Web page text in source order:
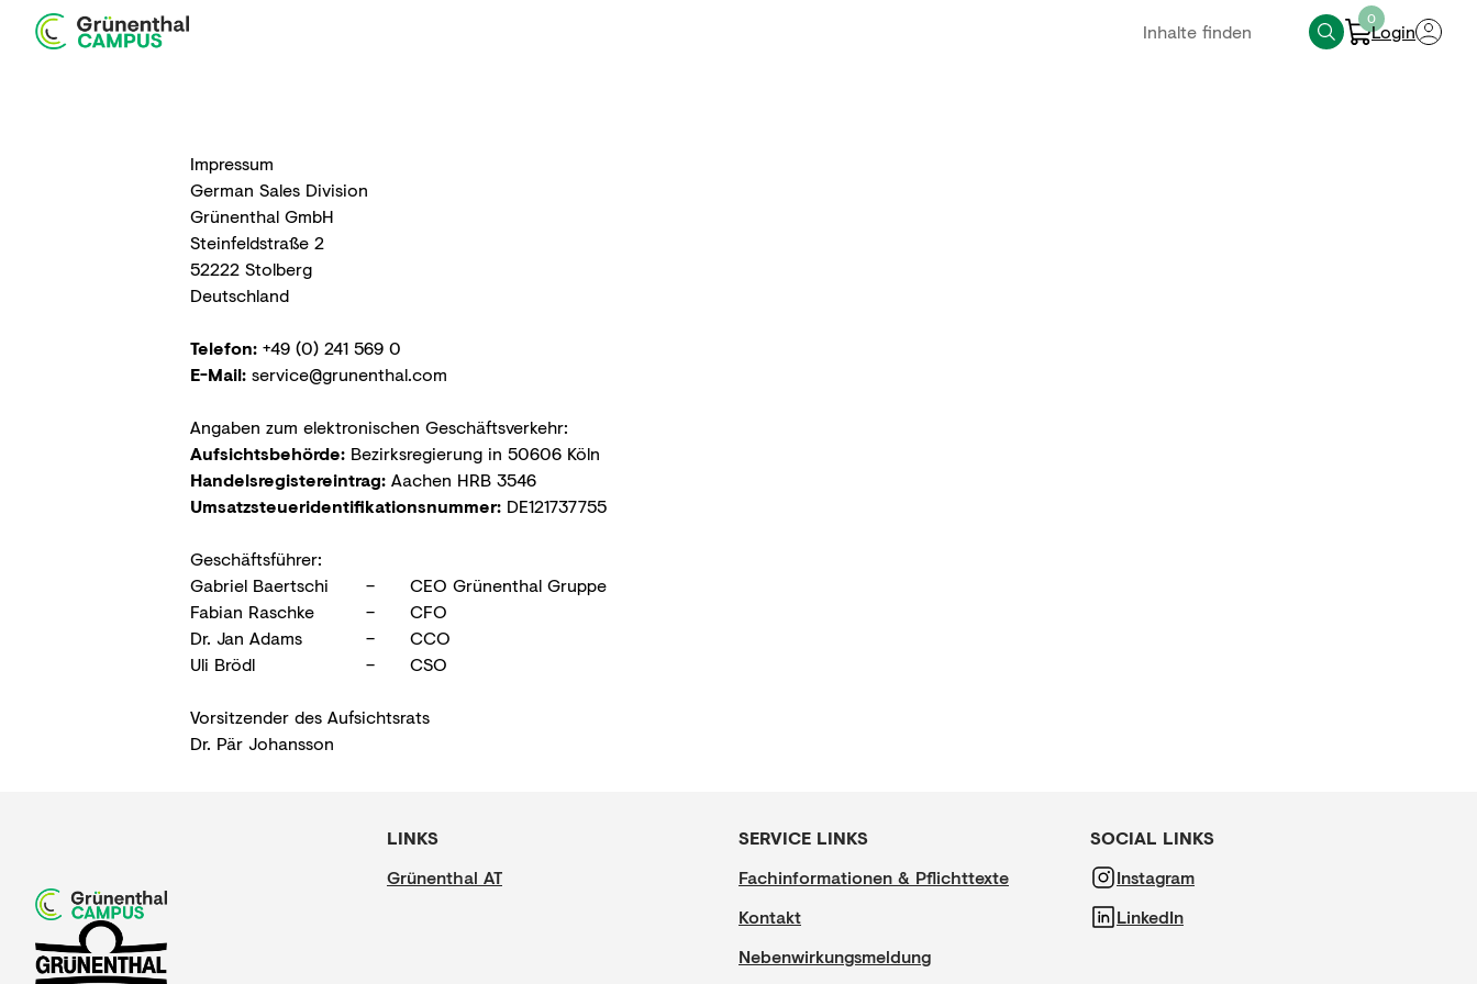
0
Login
Impressum
German Sales Division
Grünenthal GmbH
Steinfeldstraße 2
52222 Stolberg
Deutschland
Telefon: +49 (0) 241 569 0
E-Mail: service@grunenthal.com
Angaben zum elektronischen Geschäftsverkehr:
Aufsichtsbehörde: Bezirksregierung in 50606 Köln
Handelsregistereintrag: Aachen HRB 3546
Umsatzsteueridentifikationsnummer: DE121737755
Geschäftsführer:
Gabriel Baertschi
–
CEO Grünenthal Gruppe
Fabian Raschke
–
CFO
Dr. Jan Adams
–
CCO
Uli Brödl
– CSO
Vorsitzender des Aufsichtsrats
Dr. Pär Johansson
LINKS
Grünenthal AT
SERVICE LINKS
Fachinformationen & Pflichttexte
Kontakt
Nebenwirkungsmeldung
SOCIAL LINKS
Instagram
LinkedIn